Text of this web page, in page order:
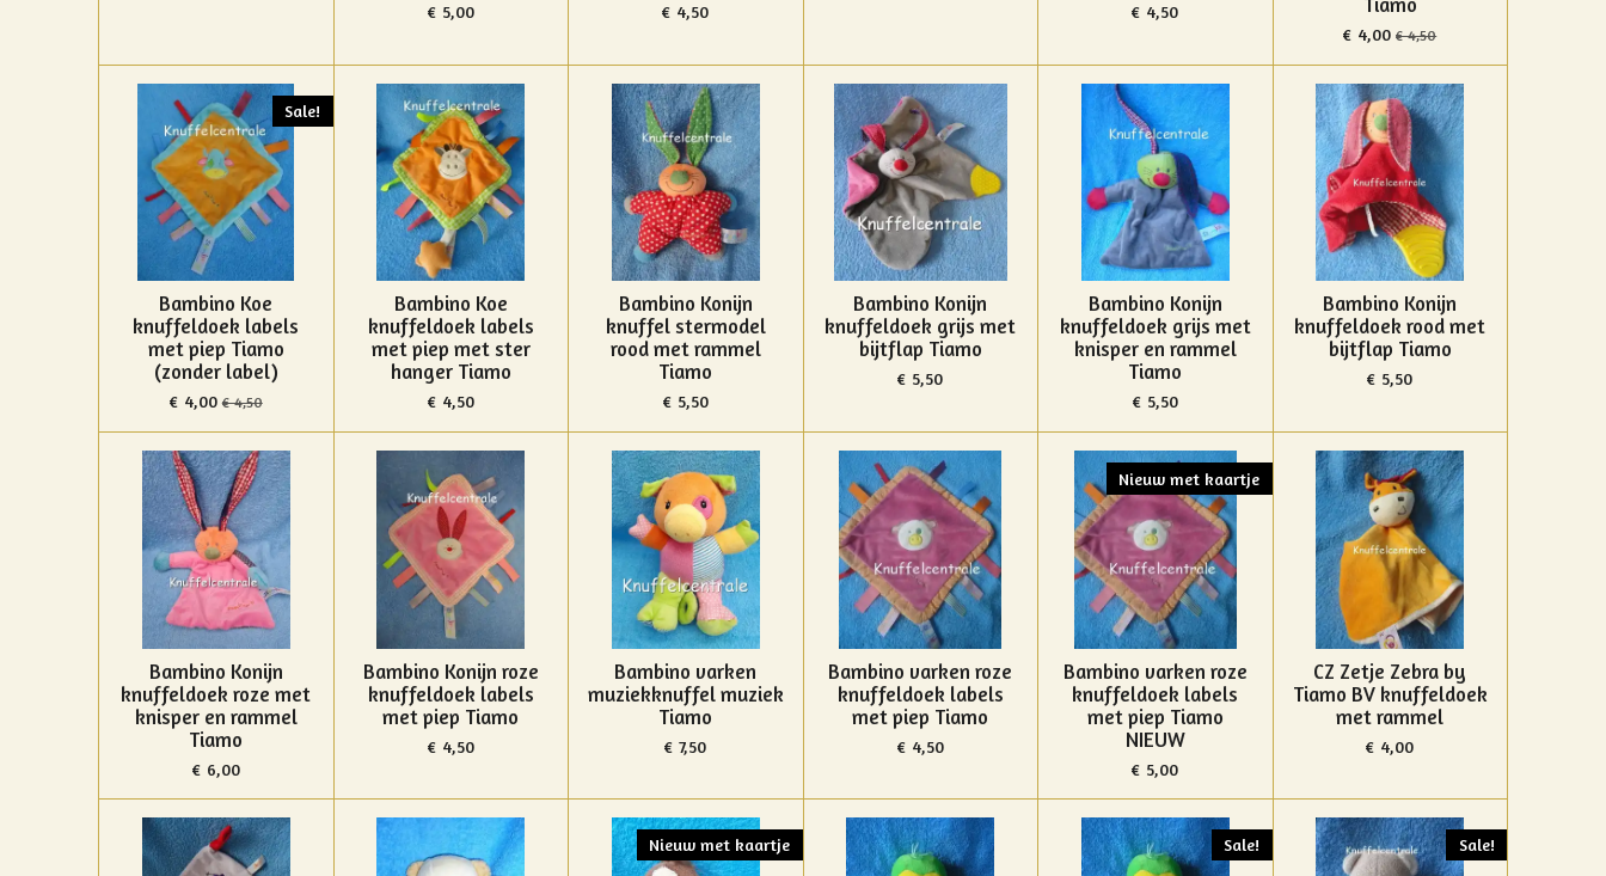
€ 5,00 € 4,50 € 4,50
€ 4,00 € 4,50
Sale!
Bambino Koe
knuffeldoek labels
met piep Tiamo
(zonder label)
€ 4,00 € 4,50
Bambino Koe
knuffeldoek labels
met piep met ster
hanger Tiamo
€ 4,50
Bambino Konijn
knuffel stermodel
rood met rammel
Tiamo
€ 5,50
Bambino Konijn
knuffeldoek grijs met
bijtflap Tiamo
€ 5,50
Bambino Konijn
knuffeldoek grijs met
knisper en rammel
Tiamo
€ 5,50
Bambino Konijn
knuffeldoek rood met
bijtflap Tiamo
€ 5,50
Bambino Konijn
knuffeldoek roze met
knisper en rammel
Tiamo
€ 6,00
Bambino Konijn roze
knuffeldoek labels
met piep Tiamo
€ 4,50
Bambino varken
muziekknuffel muziek
Tiamo
€ 7,50
Bambino varken roze
knuffeldoek labels
met piep Tiamo
€ 4,50
Nieuw met kaartje
Bambino varken roze
knuffeldoek labels
met piep Tiamo
NIEUW
€ 5,00
CZ Zetje Zebra by
Tiamo BV knuffeldoek
met rammel
€ 4,00
Nieuw met kaartje Sale! Sale!